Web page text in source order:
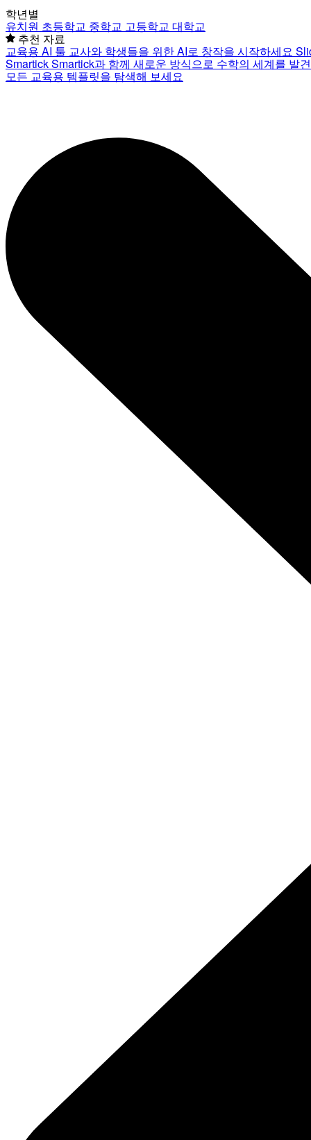
학년별
유치원 초등학교 중학교 고등학교 대학교
추천 자료
교육용 AI 툴 교사와 학생들을 위한 AI로 창작을 시작하세요
SmartickSmartick과 함께 새로운 방식으로 수학의 세계를 발
모든 교육용 템플릿을 탐색해 보세요